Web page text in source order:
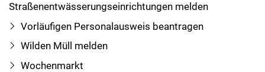
Straßenentwässerungseinrichtungen melden
Vorläufigen Personalausweis beantragen
Wilden Müll melden
Wochenmarkt